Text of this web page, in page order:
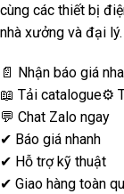
cùng các thiết bị
nhà xưởng và đại lý.
📄 Nhận báo giá
📖 Tải catalogue⚙️
💬 Chat Zalo ngay
✔ Báo giá nhanh
✔ Hỗ trợ kỹ thuật
✔ Giao hàng toàn